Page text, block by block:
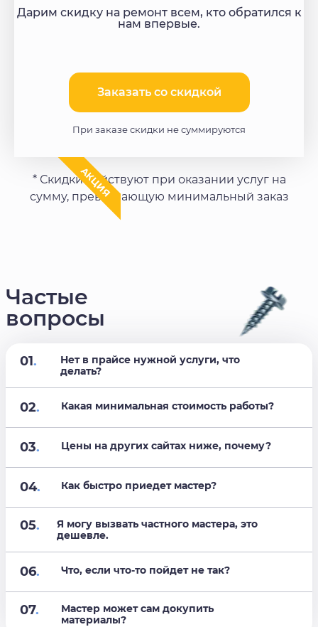
Дарим скидку на ремонт всем, кто обратился к
нам впервые.
Заказать со скидкой​
При заказе скидки не суммируются
АКЦИЯ
* Скидки действуют при оказании услуг на
сумму, превышающую минимальный заказ
Частые
вопросы
01.
Нет в прайсе нужной услуги, что
делать?
02. Какая минимальная стоимость работы?
03. Цены на других сайтах ниже, почему?
04. Как быстро приедет мастер?
05.
Я могу вызвать частного мастера, это
дешевле.
06. Что, если что-то пойдет не так?
07.
Мастер может сам докупить
материалы?